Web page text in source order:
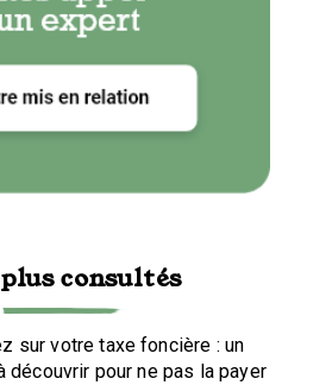
consultés
sur votre taxe foncière : un
pour ne pas la payer